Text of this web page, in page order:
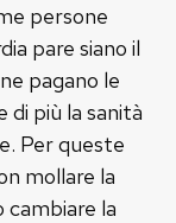
persone
pare siano il
pagano le
di più la sanità
Per queste
mollare la
la